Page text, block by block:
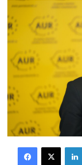
Facebook
X